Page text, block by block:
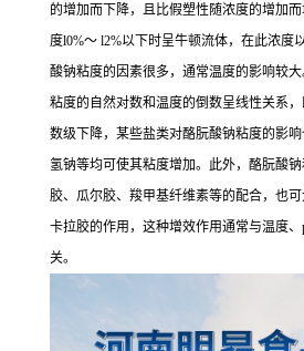
的增加而下降，且比假塑性随浓度的增加
度l0%～ l2%以下时呈牛顿流体，在此浓度
酸钠粘度的因素很多，通常温度的影响较
粘度的自然对数和温度的倒数呈线性关系
数级下降，某些盐类对酪朊酸钠粘度的影
氢钠等均可使其粘度增加。此外，酪朊酸
胶、瓜尔胶、羧甲基纤维素等的配合，也
卡拉胶的作用，这种增效作用通常与温度
关。